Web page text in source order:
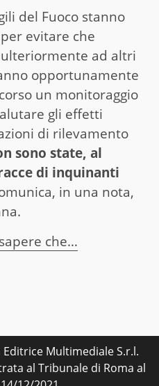
del Fuoco stanno
evitare che
ulteriormente ad altri
opportunamente
un monitoraggio
gli effetti
di rilevamento
sono state, al
di inquinanti
in una nota,
che…
Multimediale S.r.l.
al Tribunale di Roma al